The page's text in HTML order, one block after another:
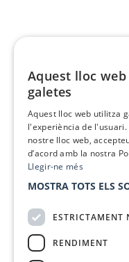
Aquest lloc
galetes
Aquest lloc web utilitza
l'experiència de l'usuari.
nostre lloc web,
d’acord amb la nostra
Llegir-ne més
MOSTRA TOTS ELS
ESTRICTAMENT
RENDIMENT